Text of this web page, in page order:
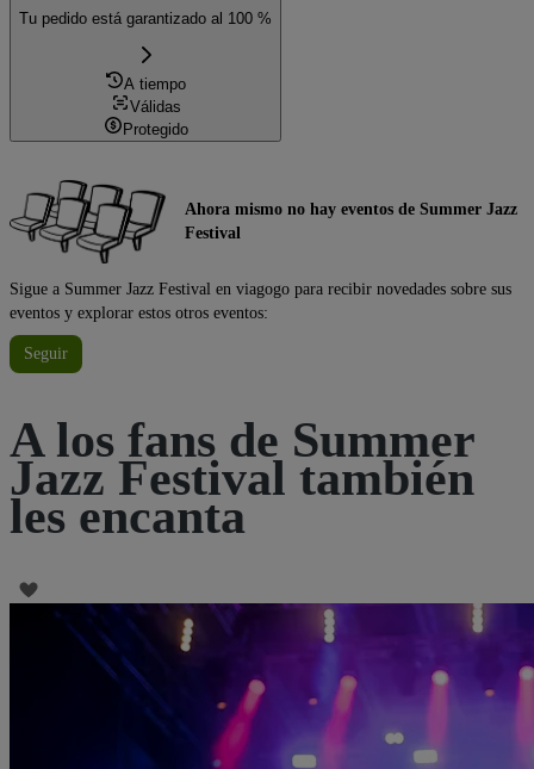
Tu pedido está garantizado al 100 %
A tiempo
Válidas
Protegido
Ahora mismo no hay eventos de Summer Jazz
Festival
Sigue a Summer Jazz Festival en viagogo para recibir novedades sobre sus
eventos y explorar estos otros eventos:
Seguir
A los fans de Summer
Jazz Festival también
les encanta